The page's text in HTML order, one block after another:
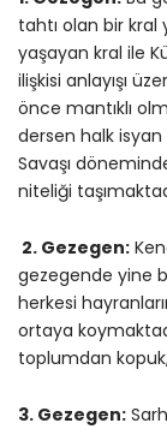
tahtı olan bir kral
yaşayan kral ile
ilişkisi anlayışı
önce mantıklı
dersen halk
Savaşı
niteliği
2. Gezegen:
gezegende yine
herkesi
ortaya
toplumdan
3. Gezegen: